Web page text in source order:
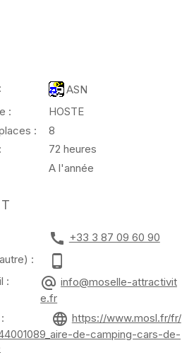
ASN
:
HOSTE
:
8
72 heures
A l'année
+33 3 87 09 60 90
:
:
info@moselle-attractivit
e.fr
https://www.mosl.fr/fr/
de-camping-cars-de-